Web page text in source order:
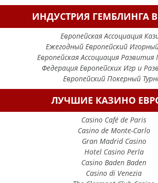
ИНДУСТРИЯ ГЕМБЛИНГА
Европейская Ассоциация
Ежегодный Европейский
Европейская Ассоциация Развития
Федерация Европейских Игр и
Европейский Покерный
ЛУЧШИЕ КАЗИНО
Casino Café de Paris
Casino de Monte-Carlo
Gran Madrid Casino
Hotel Casino Perla
Casino Baden Baden
Casino di Venezia